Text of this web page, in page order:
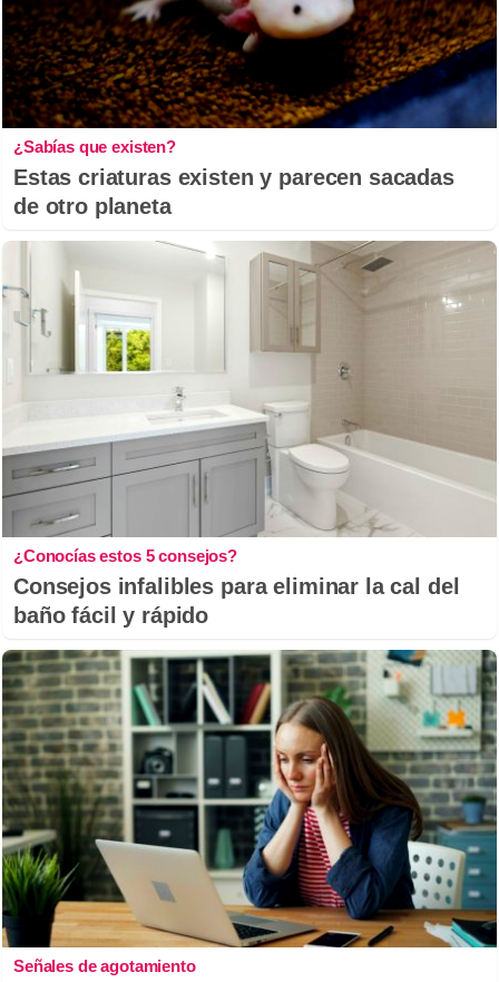
¿Sabías que existen?
Estas criaturas existen y parecen sacadas
de otro planeta
¿Conocías estos 5 consejos?
Consejos infalibles para eliminar la cal del
baño fácil y rápido
Señales de agotamiento